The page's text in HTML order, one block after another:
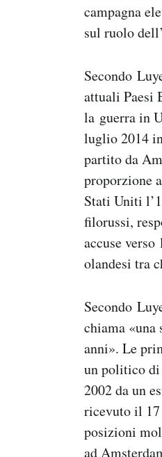
campagna
sul ruolo
Secondo
attuali Paesi
la guerra in
luglio 2014
partito da
proporzione
Stati Uniti
filorussi,
accuse
olandesi tra
Secondo
chiama
anni». Le
un politico di
2002 da un
ricevuto il 17
posizioni
ad